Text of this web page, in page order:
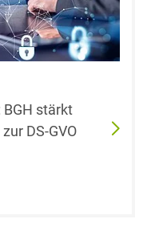
stärkt
DS-GVO